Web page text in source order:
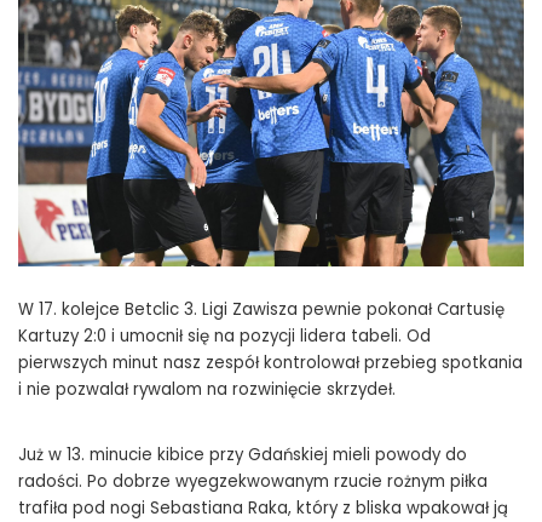
W 17. kolejce Betclic 3. Ligi Zawisza pewnie pokonał Cartusię
Kartuzy 2:0 i umocnił się na pozycji lidera tabeli. Od
pierwszych minut nasz zespół kontrolował przebieg spotkania
i nie pozwalał rywalom na rozwinięcie skrzydeł.
Już w 13. minucie kibice przy Gdańskiej mieli powody do
radości. Po dobrze wyegzekwowanym rzucie rożnym piłka
trafiła pod nogi Sebastiana Raka, który z bliska wpakował ją